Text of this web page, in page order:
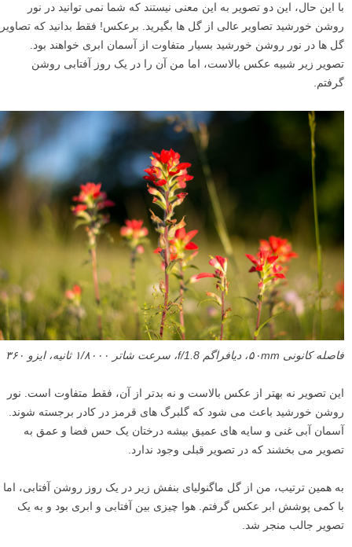
با این حال، این دو تصویر به این معنی نیستند که شما نمی توانید در نور
روشن خورشید تصاویر عالی از گل ها بگیرید. برعکس! فقط بدانید که تصاویر
گل ها در نور روشن خورشید بسیار متفاوت از آسمان ابری خواهند بود.
تصویر زیر شبیه عکس بالاست، اما من آن را در یک روز آفتابی روشن
گرفتم.
فاصله کانونی ۵۰mm، دیافراگم f/1.8، سرعت شاتر ۱/۸۰۰۰ ثانیه، ایزو ۳۶۰
این تصویر نه بهتر از عکس بالاست و نه بدتر از آن، فقط متفاوت است. نور
روشن خورشید باعث می شود که گلبرگ های قرمز در کادر برجسته شوند.
آسمان آبی غنی و سایه های عمیق بیشه درختان یک حس فضا و عمق به
تصویر می بخشند که در تصویر قبلی وجود ندارد.
به همین ترتیب، من از گل ماگنولیای بنفش زیر در یک روز روشن آفتابی، اما
با کمی پوشش ابر عکس گرفتم. هوا چیزی بین آفتابی و ابری بود و به یک
تصویر جالب منجر شد.